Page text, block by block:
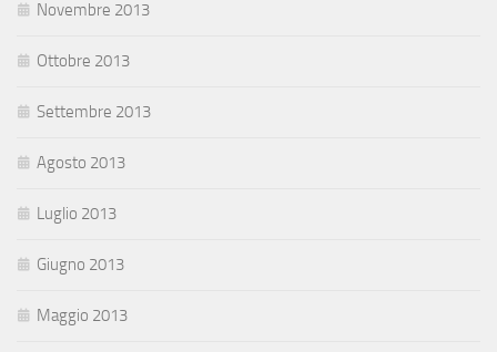
Novembre 2013
Ottobre 2013
Settembre 2013
Agosto 2013
Luglio 2013
Giugno 2013
Maggio 2013